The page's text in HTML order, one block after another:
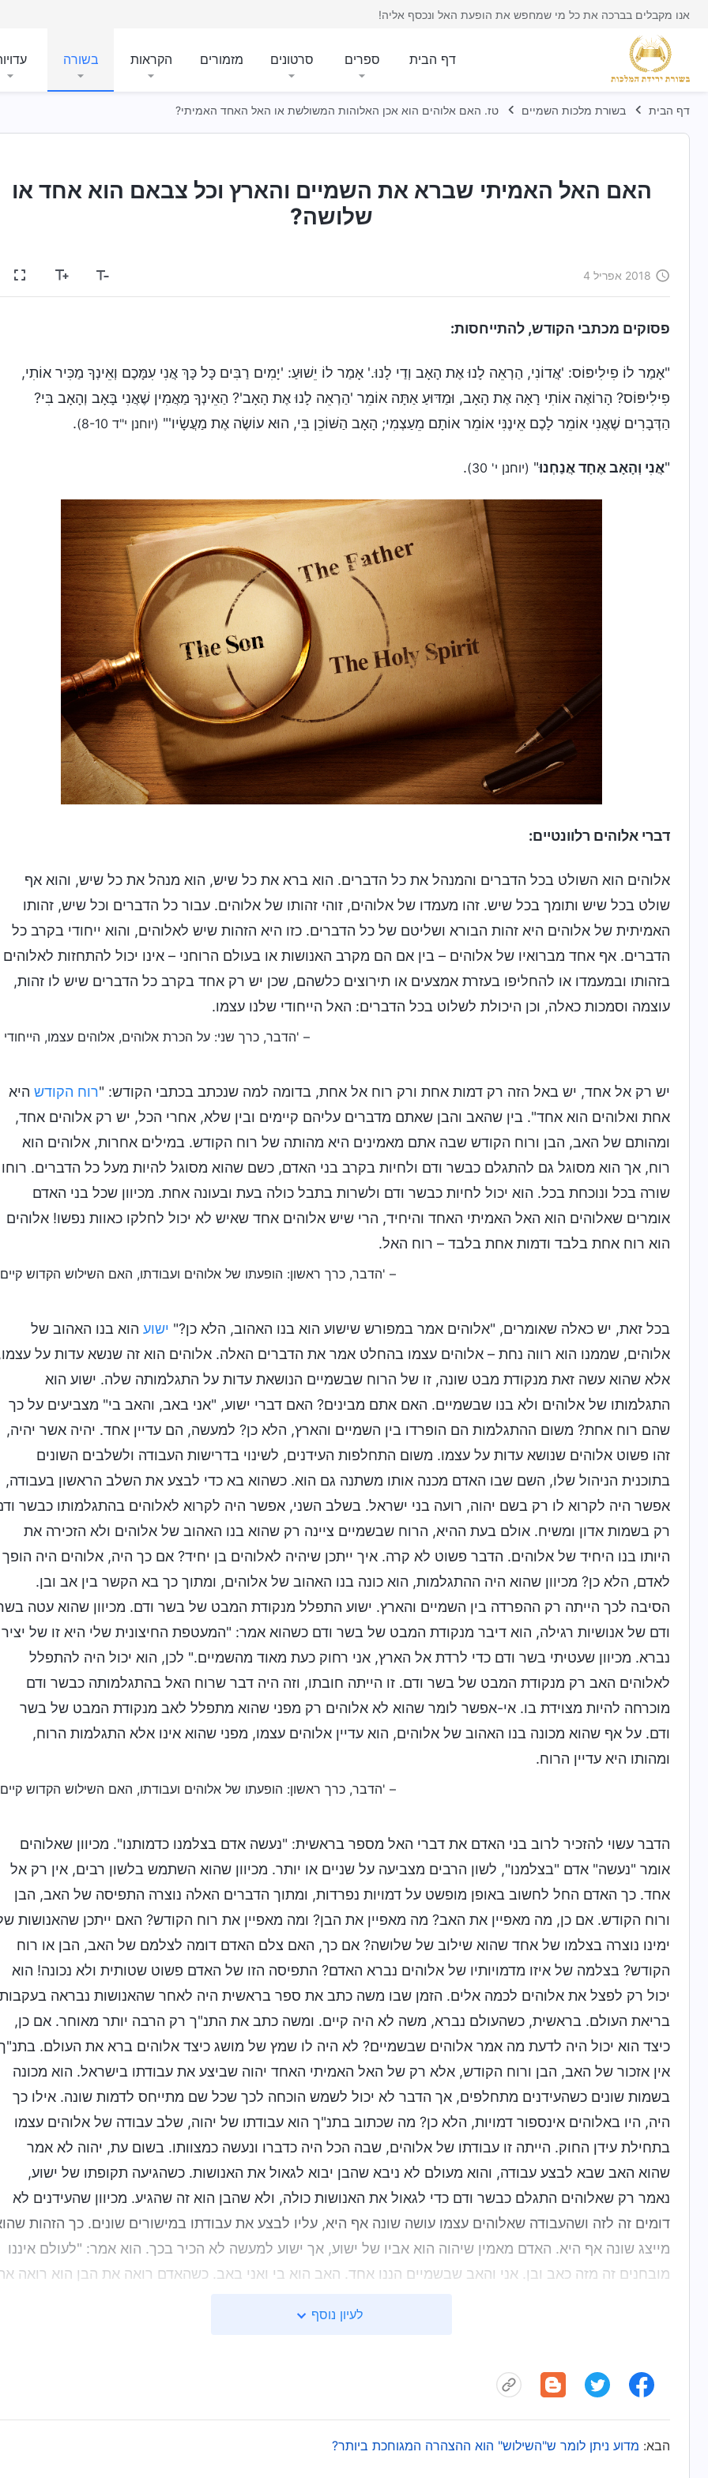
אנו מקבלים בברכה את כל מי שמחפש את הופעת האל ונכסף אליה!
דף הבית ספרים סרטונים מזמורים הקראות בשורה
דף הבית בשורת מלכות השמיים טז. האם אלוהים הוא אכן האלוהות המשולשת או האל האחד האמיתי?
האם האל האמיתי שברא את השמיים והארץ וכל צבאם הוא אחד או
שלושה?
2018 אפריל 4
פסוקים מכתבי הקודש, להתייחסות:
"אָמַר לוֹ פִילִיפּוֹס: 'אֲדוֹנִי, הַרְאֵה לָנוּ אֶת הָאָב וְדַי לָנוּ.' אָמַר לוֹ יֵשׁוּעַ: 'יָמִים רַבִּים כָּל כָּךְ אֲנִי עִמָּכֶם וְאֵינְךָ מַכִּיר אוֹתִי,
פִילִיפּוֹס? הָרוֹאֶה אוֹתִי רָאָה אֶת הָאָב, וּמַדּוּעַ אַתָּה אוֹמֵר 'הַרְאֵה לָנוּ אֶת הָאָב'? הַאֵינְךָ מַאֲמִין שֶׁאֲנִי בָּאָב וְהָאָב בִּי?
הַדְּבָרִים שֶׁאֲנִי אוֹמֵר לָכֶם אֵינֶנִּי אוֹמֵר אוֹתָם מֵעַצְמִי; הָאָב הַשּׁוֹכֵן בִּי, הוּא עוֹשֶׂה אֶת מַעֲשָׂיו'" (יוחנן י"ד 8-10) .
"אֲנִי וְהָאָב אֶחָד אֲנַחְנוּ" (יוחנן י' 30) .
דברי אלוהים רלוונטיים:
אלוהים הוא השולט בכל הדברים והמנהל את כל הדברים. הוא ברא את כל שיש, הוא מנהל את כל שיש, והוא אף
שולט בכל שיש ותומך בכל שיש. זהו מעמדו של אלוהים, זוהי זהותו של אלוהים. עבור כל הדברים וכל שיש, זהותו
האמיתית של אלוהים היא זהות הבורא ושליטם של כל הדברים. כזו היא הזהות שיש לאלוהים, והוא ייחודי בקרב כל
הדברים. אף אחד מברואיו של אלוהים – בין אם הם מקרב האנושות או בעולם הרוחני – אינו יכול להתחזות לאלוהים
בזהותו ובמעמדו או להחליפו בעזרת אמצעים או תירוצים כלשהם, שכן יש רק אחד בקרב כל הדברים שיש לו זהות,
עוצמה וסמכות כאלה, וכן היכולת לשלוט בכל הדברים: האל הייחודי שלנו עצמו.
– 'הדבר, כרך שני: על הכרת אלוהים, אלוהים עצמו, הייחודי
יש רק אל אחד, יש באל הזה רק דמות אחת ורק רוח אל אחת, בדומה למה שנכתב בכתבי הקודש: "רוח הקודש היא
אחת ואלוהים הוא אחד". בין שהאב והבן שאתם מדברים עליהם קיימים ובין שלא, אחרי הכל, יש רק אלוהים אחד,
ומהותם של האב, הבן ורוח הקודש שבה אתם מאמינים היא מהותה של רוח הקודש. במילים אחרות, אלוהים הוא
רוח, אך הוא מסוגל גם להתגלם כבשר ודם ולחיות בקרב בני האדם, כשם שהוא מסוגל להיות מעל כל הדברים. רוחו
שורה בכל ונוכחת בכל. הוא יכול לחיות כבשר ודם ולשרות בתבל כולה בעת ובעונה אחת. מכיוון שכל בני האדם
אומרים שאלוהים הוא האל האמיתי האחד והיחיד, הרי שיש אלוהים אחד שאיש לא יכול לחלקו כאוות נפשו! אלוהים
הוא רוח אחת בלבד ודמות אחת בלבד – רוח האל.
– 'הדבר, כרך ראשון: הופעתו של אלוהים ועבודתו, האם השילוש הקדוש
בכל זאת, יש כאלה שאומרים, "אלוהים אמר במפורש שישוע הוא בנו האהוב, הלא כן?" ישוע הוא בנו האהוב של
אלוהים, שממנו הוא רווה נחת – אלוהים עצמו בהחלט אמר את הדברים האלה. אלוהים הוא זה שנשא עדות על
אלא שהוא עשה זאת מנקודת מבט שונה, זו של הרוח שבשמיים הנושאת עדות על התגלמותה שלה. ישוע הוא
התגלמותו של אלוהים ולא בנו שבשמיים. האם אתם מבינים? האם דברי ישוע, "אני באב, והאב בי" מצביעים על כך
שהם רוח אחת? משום ההתגלמות הם הופרדו בין השמיים והארץ, הלא כן? למעשה, הם עדיין אחד. יהיה אשר יהיה,
זהו פשוט אלוהים שנושא עדות על עצמו. משום התחלפות העידנים, לשינוי בדרישות העבודה ולשלבים השונים
בתוכנית הניהול שלו, השם שבו האדם מכנה אותו משתנה גם הוא. כשהוא בא כדי לבצע את השלב הראשון בעבודה,
אפשר היה לקרוא לו רק בשם יהוה, רועה בני ישראל. בשלב השני, אפשר היה לקרוא לאלוהים בהתגלמותו כבשר
רק בשמות אדון ומשיח. אולם בעת ההיא, הרוח שבשמיים ציינה רק שהוא בנו האהוב של אלוהים ולא הזכירה את
היותו בנו היחיד של אלוהים. הדבר פשוט לא קרה. איך ייתכן שיהיה לאלוהים בן יחיד? אם כך היה, אלוהים היה הופך
לאדם, הלא כן? מכיוון שהוא היה ההתגלמות, הוא כונה בנו האהוב של אלוהים, ומתוך כך בא הקשר בין אב ובן.
הסיבה לכך הייתה רק ההפרדה בין השמיים והארץ. ישוע התפלל מנקודת המבט של בשר ודם. מכיוון שהוא עטה
ודם של אנושיות רגילה, הוא דיבר מנקודת המבט של בשר ודם כשהוא אמר: "המעטפת החיצונית שלי היא זו של יציר
נברא. מכיוון שעטיתי בשר ודם כדי לרדת אל הארץ, אני רחוק כעת מאוד מהשמיים." לכן, הוא יכול היה להתפלל
לאלוהים האב רק מנקודת המבט של בשר ודם. זו הייתה חובתו, וזה היה דבר שרוח האל בהתגלמותה כבשר ודם
מוכרחה להיות מצוידת בו. אי-אפשר לומר שהוא לא אלוהים רק מפני שהוא מתפלל לאב מנקודת המבט של בשר
ודם. על אף שהוא מכונה בנו האהוב של אלוהים, הוא עדיין אלוהים עצמו, מפני שהוא אינו אלא התגלמות הרוח,
ומהותו היא עדיין הרוח.
– 'הדבר, כרך ראשון: הופעתו של אלוהים ועבודתו, האם השילוש הקדוש
הדבר עשוי להזכיר לרוב בני האדם את דברי האל מספר בראשית: "נעשה אדם בצלמנו כדמותנו". מכיוון שאלוהים
אומר "נעשה" אדם "בצלמנו", לשון הרבים מצביעה על שניים או יותר. מכיוון שהוא השתמש בלשון רבים, אין רק אל
אחד. כך האדם החל לחשוב באופן מופשט על דמויות נפרדות, ומתוך הדברים האלה נוצרה התפיסה של האב, הבן
ורוח הקודש. אם כן, מה מאפיין את האב? מה מאפיין את הבן? ומה מאפיין את רוח הקודש? האם ייתכן שהאנושות
ימינו נוצרה בצלמו של אחד שהוא שילוב של שלושה? אם כך, האם צלם האדם דומה לצלמם של האב, הבן או רוח
הקודש? בצלמה של איזו מדמויותיו של אלוהים נברא האדם? התפיסה הזו של האדם פשוט שטותית ולא נכונה! הוא
יכול רק לפצל את אלוהים לכמה אלים. הזמן שבו משה כתב את ספר בראשית היה לאחר שהאנושות נבראה בעקבות
בריאת העולם. בראשית, כשהעולם נברא, משה לא היה קיים. ומשה כתב את התנ"ך רק הרבה יותר מאוחר. אם כן,
כיצד הוא יכול היה לדעת מה אמר אלוהים שבשמיים? לא היה לו שמץ של מושג כיצד אלוהים ברא את העולם.
אין אזכור של האב, הבן ורוח הקודש, אלא רק של האל האמיתי האחד יהוה שביצע את עבודתו בישראל. הוא מכונה
בשמות שונים כשהעידנים מתחלפים, אך הדבר לא יכול לשמש הוכחה לכך שכל שם מתייחס לדמות שונה. אילו כך
היה, היו באלוהים אינספור דמויות, הלא כן? מה שכתוב בתנ"ך הוא עבודתו של יהוה, שלב עבודה של אלוהים עצמו
בתחילת עידן החוק. הייתה זו עבודתו של אלוהים, שבה הכל היה כדברו ונעשה כמצוותו. בשום עת, יהוה לא אמר
שהוא האב שבא לבצע עבודה, והוא מעולם לא ניבא שהבן יבוא לגאול את האנושות. כשהגיעה תקופתו של ישוע,
נאמר רק שאלוהים התגלם כבשר ודם כדי לגאול את האנושות כולה, ולא שהבן הוא זה שהגיע. מכיוון שהעידנים לא
דומים זה לזה ושהעבודה שאלוהים עצמו עושה שונה אף היא, עליו לבצע את עבודתו במישורים שונים. כך הזהות
מייצג שונה אף היא. האדם מאמין שיהוה הוא אביו של ישוע, אך ישוע למעשה לא הכיר בכך. הוא אמר: "לעולם איננו
מובחנים זה מזה כאב ובן. אני והאב שבשמיים הננו אחד. האב הוא בי ואני באב. כשהאדם רואה את הבן הוא רואה
להסביר, העניינים מסתבכים משום תפיסת הדמויות הנפרדות וכן משום הקשר בין האב, הבן והרוח. כשהאדם מדבר
והשלישי. כל אלה אינן אלא תפיסות של האדם שלא ראויות להתייחסות ושלחלוטין לא מציאותיות! אם שואלים אותו:
"כמה אלים יש?" הוא אומר שאלוהים הוא השילוש הקדוש – האב, הבן ורוח הקודש – האל האמיתי האחד. אם
בשנית: "מיהו האב?" הוא אומר: "האב הוא רוח האל שבשמיים. הוא אחראי על הכל והוא אדון השמיים." "אם כך,
יהוה הוא הרוח?" הוא אומר: "כן!" אם שואלים אותו אז, "מיהו הבן?" הוא אומר שישוע הוא הבן כמובן. "אם כן, מהו
לעיון נוסף
הבא: מדוע ניתן לומר ש"השילוש" הוא ההצהרה המגוחכת ביותר?